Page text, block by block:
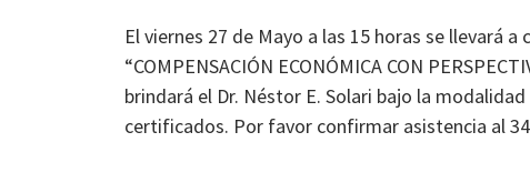
El viernes 27 de Mayo a las 15 horas se llevará a
“COMPENSACIÓN ECONÓMICA CON
brindará el Dr. Néstor E. Solari bajo la
certificados. Por favor confirmar asistencia al